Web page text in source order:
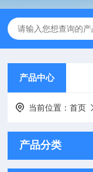
产品中心
当前位置：首页
产品分类